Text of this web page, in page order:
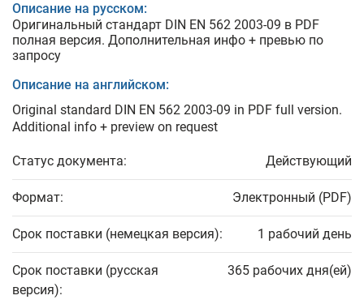
Описание на русском:
Оригинальный стандарт DIN EN 562 2003-09 в PDF
полная версия. Дополнительная инфо + превью по
запросу
Описание на английском:
Original standard DIN EN 562 2003-09 in PDF full version.
Additional info + preview on request
Статус документа: Действующий
Формат: Электронный (PDF)
Срок поставки (немецкая версия): 1 рабочий день
Срок поставки (русская
версия):
365 рабочих дня(ей)